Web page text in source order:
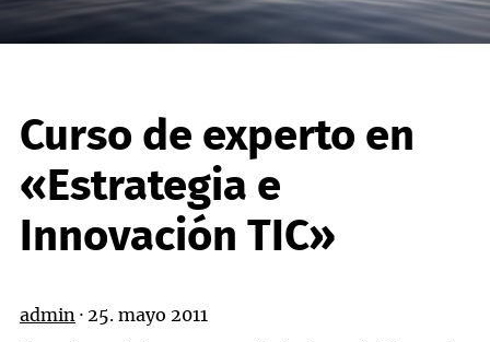
Curso de experto en
«Estrategia e
Innovación TIC»
admin · 25. mayo 2011